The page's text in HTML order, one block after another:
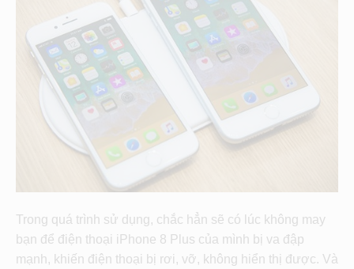
Trong quá trình sử dụng, chắc hẳn sẽ có lúc không may
bạn để điện thoại iPhone 8 Plus của mình bị va đập
mạnh, khiến điện thoại bị rơi, vỡ, không hiển thị được. Và